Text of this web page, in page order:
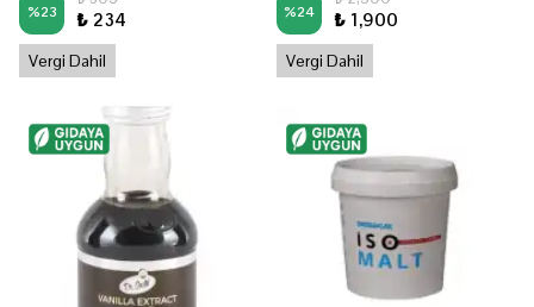
%23 ₺ 234
Vergi Dahil
%24 ₺ 1,900
Vergi Dahil